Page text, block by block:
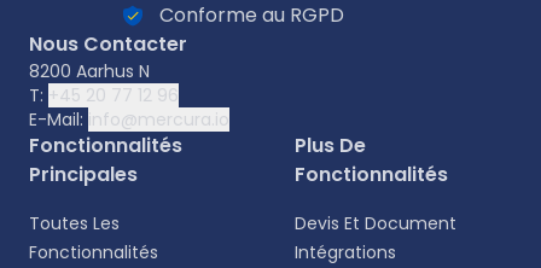
Conforme au RGPD
Nous Contacter
8200 Aarhus N
T: +45 20 77 12 96
E-Mail: info@mercura.io
Fonctionnalités
Principales
Toutes Les
Fonctionnalités
Plus De
Fonctionnalités
Devis Et Document
Intégrations